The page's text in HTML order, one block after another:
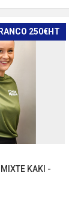
250€HT
KAKI -